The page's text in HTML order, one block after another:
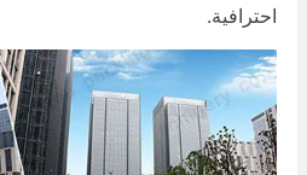
احترافية.